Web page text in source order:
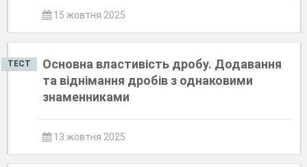
15 жовтня 2025
ТЕСТ
Основна властивість дробу. Додавання
та віднімання дробів з однаковими
знаменниками
13 жовтня 2025